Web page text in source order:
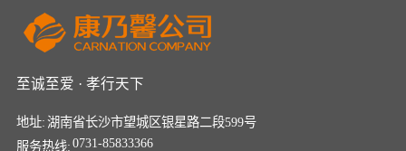
至诚至爱 · 孝行天下
地址: 湖南省长沙市望城区银星路二段599号
服务热线: 0731-85833366